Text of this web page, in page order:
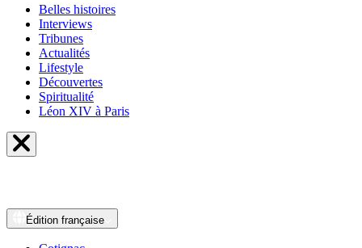
Belles histoires
Interviews
Tribunes
Actualités
Lifestyle
Découvertes
Spiritualité
Léon XIV à Paris
Édition française